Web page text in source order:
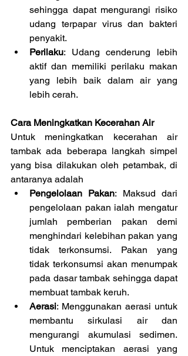
sehingga dapat mengurangi risiko
udang terpapar virus dan bakteri
penyakit.
Perilaku: Udang cenderung lebih
aktif dan memiliki perilaku makan
yang lebih baik dalam air yang
lebih cerah.
Cara Meningkatkan Kecerahan Air
Untuk meningkatkan kecerahan air
tambak ada beberapa langkah simpel
yang bisa dilakukan oleh petambak, di
antaranya adalah
Pengelolaan Pakan: Maksud dari
pengelolaan pakan ialah mengatur
jumlah pemberian pakan demi
menghindari kelebihan pakan yang
tidak terkonsumsi. Pakan yang
tidak terkonsumsi akan menumpak
pada dasar tambak sehingga dapat
membuat tambak keruh.
Aerasi: Menggunakan aerasi untuk
membantu sirkulasi air dan
mengurangi akumulasi sedimen.
Untuk menciptakan aerasi yang